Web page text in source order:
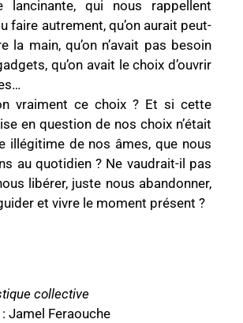
lancinante, qui nous rappellent
faire autrement, qu’on aurait peut-
la main, qu’on n’avait pas besoin
qu’on avait le choix d’ouvrir
vraiment ce choix ? Et si cette
en question de nos choix n’était
illégitime de nos âmes, que nous
au quotidien ? Ne vaudrait-il pas
libérer, juste nous abandonner,
et vivre le moment présent ?
collective
: Jamel Feraouche